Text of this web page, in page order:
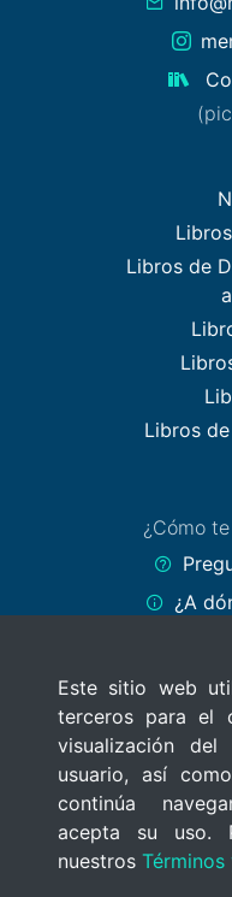
Este sitio web
terceros para el
visualización
usuario, así
continúa
acepta su uso.
nuestros
Libros de
Libros
¿Cómo
¿A
© 2020